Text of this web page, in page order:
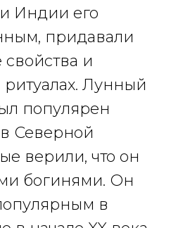
Индии его
придавали
и
Лунный
популярен
Северной
верили, что он
богинями. Он
в